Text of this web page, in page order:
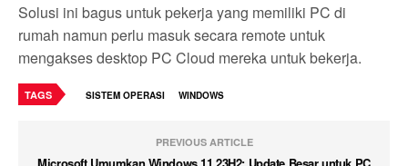
Solusi ini bagus untuk pekerja yang memiliki PC di
rumah namun perlu masuk secara remote untuk
mengakses desktop PC Cloud mereka untuk bekerja.
TAGS SISTEM OPERASI WINDOWS
PREVIOUS ARTICLE